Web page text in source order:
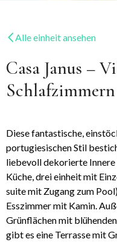
Alle einheit ansehen
Casa Janus –
Diese fantastische,
portugiesischen Stil
liebevoll dekorierte
Küche, drei einheit mit
suite mit Zugang zum
Esszimmer mit Kamin.
Grünflächen mit
gibt es eine Terrasse mit